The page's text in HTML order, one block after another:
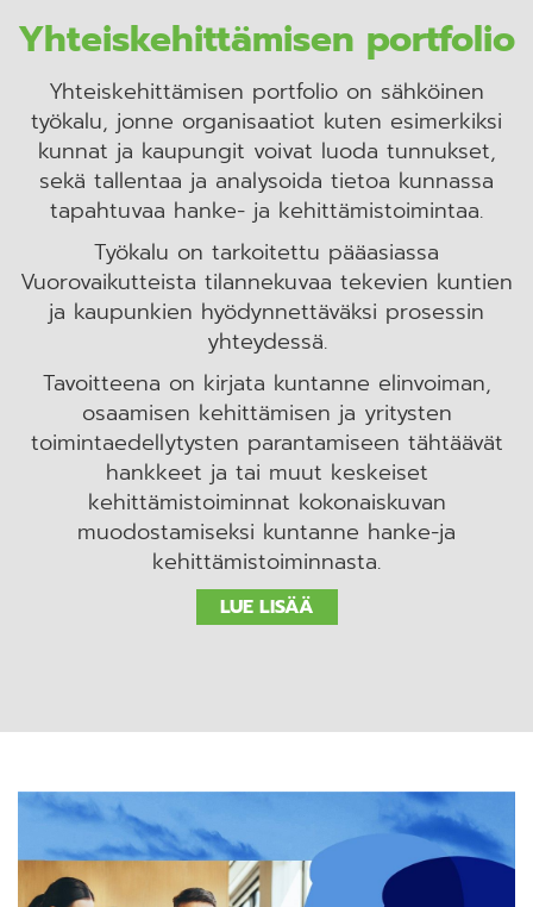
Yhteiskehittämisen portfolio
Yhteiskehittämisen portfolio on sähköinen
työkalu, jonne organisaatiot kuten esimerkiksi
kunnat ja kaupungit voivat luoda tunnukset,
sekä tallentaa ja analysoida tietoa kunnassa
tapahtuvaa hanke- ja kehittämistoimintaa.
Työkalu on tarkoitettu pääasiassa
Vuorovaikutteista tilannekuvaa tekevien kuntien
ja kaupunkien hyödynnettäväksi prosessin
yhteydessä.
Tavoitteena on kirjata kuntanne elinvoiman,
osaamisen kehittämisen ja yritysten
toimintaedellytysten parantamiseen tähtäävät
hankkeet ja tai muut keskeiset
kehittämistoiminnat kokonaiskuvan
muodostamiseksi kuntanne hanke-ja
kehittämistoiminnasta.
LUE LISÄÄ